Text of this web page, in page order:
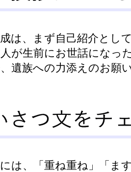
は、まず自己紹介とし
が生前にお世話になっ
遺族への力添えのお願
は、「重ね重ね」「ま